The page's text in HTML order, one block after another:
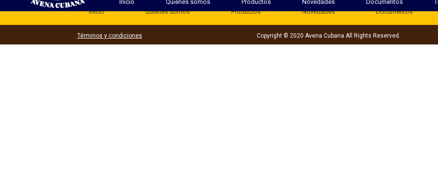
Inicio Quienes somos Productos Novedades Documentos
Inicio
Quienes somos Productos Novedades Documentos
Términos y condiciones Copyright © 2020 Avena Cubana All Rights Reserved.